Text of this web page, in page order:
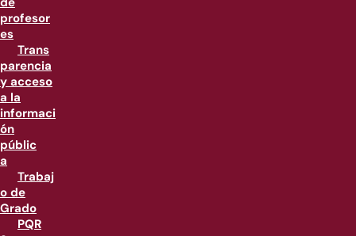
profesor
es
Trans
parencia
y acceso
a la
informaci
ón
públic
a
Trabaj
o de
Grado
PQR